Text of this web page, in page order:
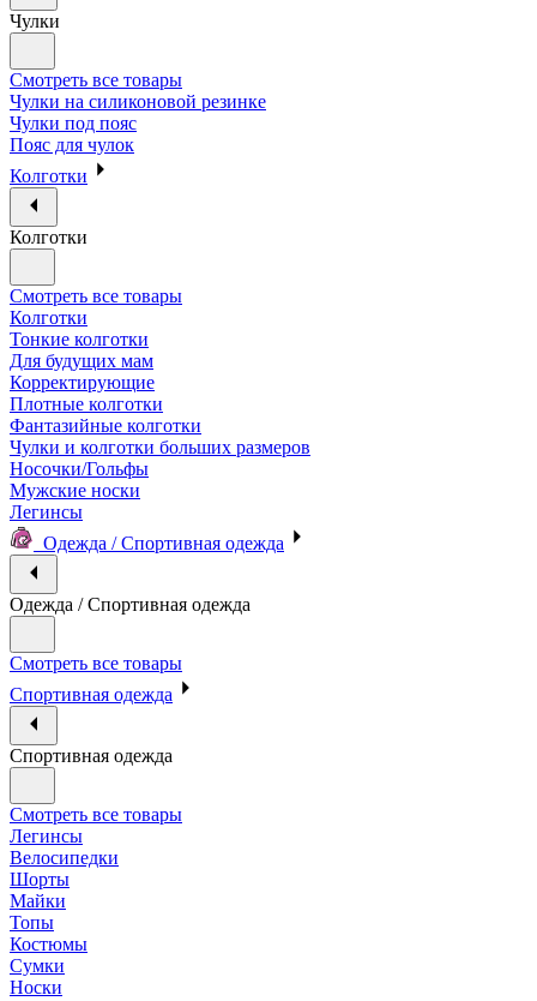
Чулки
Смотреть все товары
Чулки на силиконовой резинке
Чулки под пояс
Пояс для чулок
Колготки
Колготки
Смотреть все товары
Колготки
Тонкие колготки
Для будущих мам
Корректирующие
Плотные колготки
Фантазийные колготки
Чулки и колготки больших размеров
Носочки/Гольфы
Мужские носки
Легинсы
Одежда / Спортивная одежда
Одежда / Спортивная одежда
Смотреть все товары
Спортивная одежда
Спортивная одежда
Смотреть все товары
Легинсы
Велосипедки
Шорты
Майки
Топы
Костюмы
Сумки
Носки